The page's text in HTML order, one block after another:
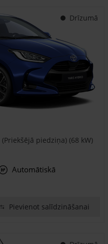
Drīzumā
piedziņa) (68 kW)
Automātiskā
Pievienot salīdzināšanai